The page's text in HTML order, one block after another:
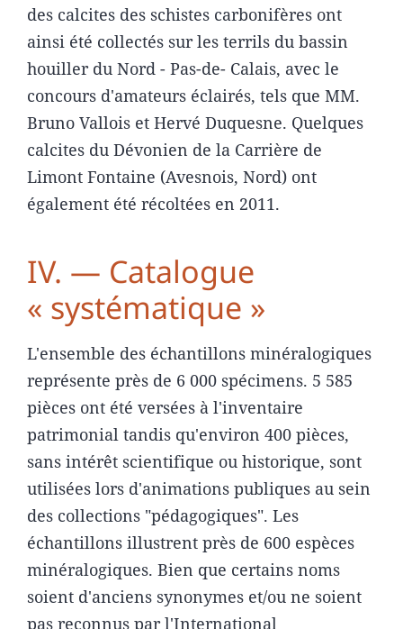
des calcites des schistes carbonifères ont
ainsi été collectés sur les terrils du bassin
houiller du Nord - Pas-de- Calais, avec le
concours d'amateurs éclairés, tels que MM.
Bruno Vallois et Hervé Duquesne. Quelques
calcites du Dévonien de la Carrière de
Limont Fontaine (Avesnois, Nord) ont
également été récoltées en 2011.
IV. — Catalogue
« systématique »
L'ensemble des échantillons minéralogiques
représente près de 6 000 spécimens. 5 585
pièces ont été versées à l'inventaire
patrimonial tandis qu'environ 400 pièces,
sans intérêt scientifique ou historique, sont
utilisées lors d'animations publiques au sein
des collections "pédagogiques". Les
échantillons illustrent près de 600 espèces
minéralogiques. Bien que certains noms
soient d'anciens synonymes et/ou ne soient
pas reconnus par l'International